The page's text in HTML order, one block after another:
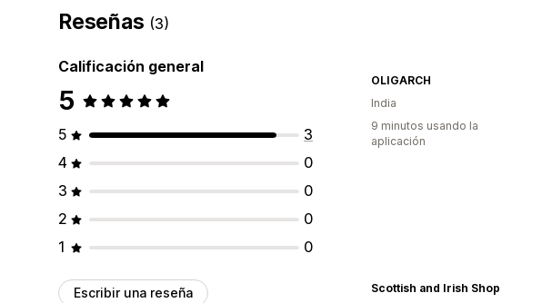
Reseñas (3)
Calificación general
5
5
3
4
0
3
0
2
0
1
0
Escribir una reseña
OLIGARCH
India
9 minutos usando la
aplicación
Scottish and Irish Shop